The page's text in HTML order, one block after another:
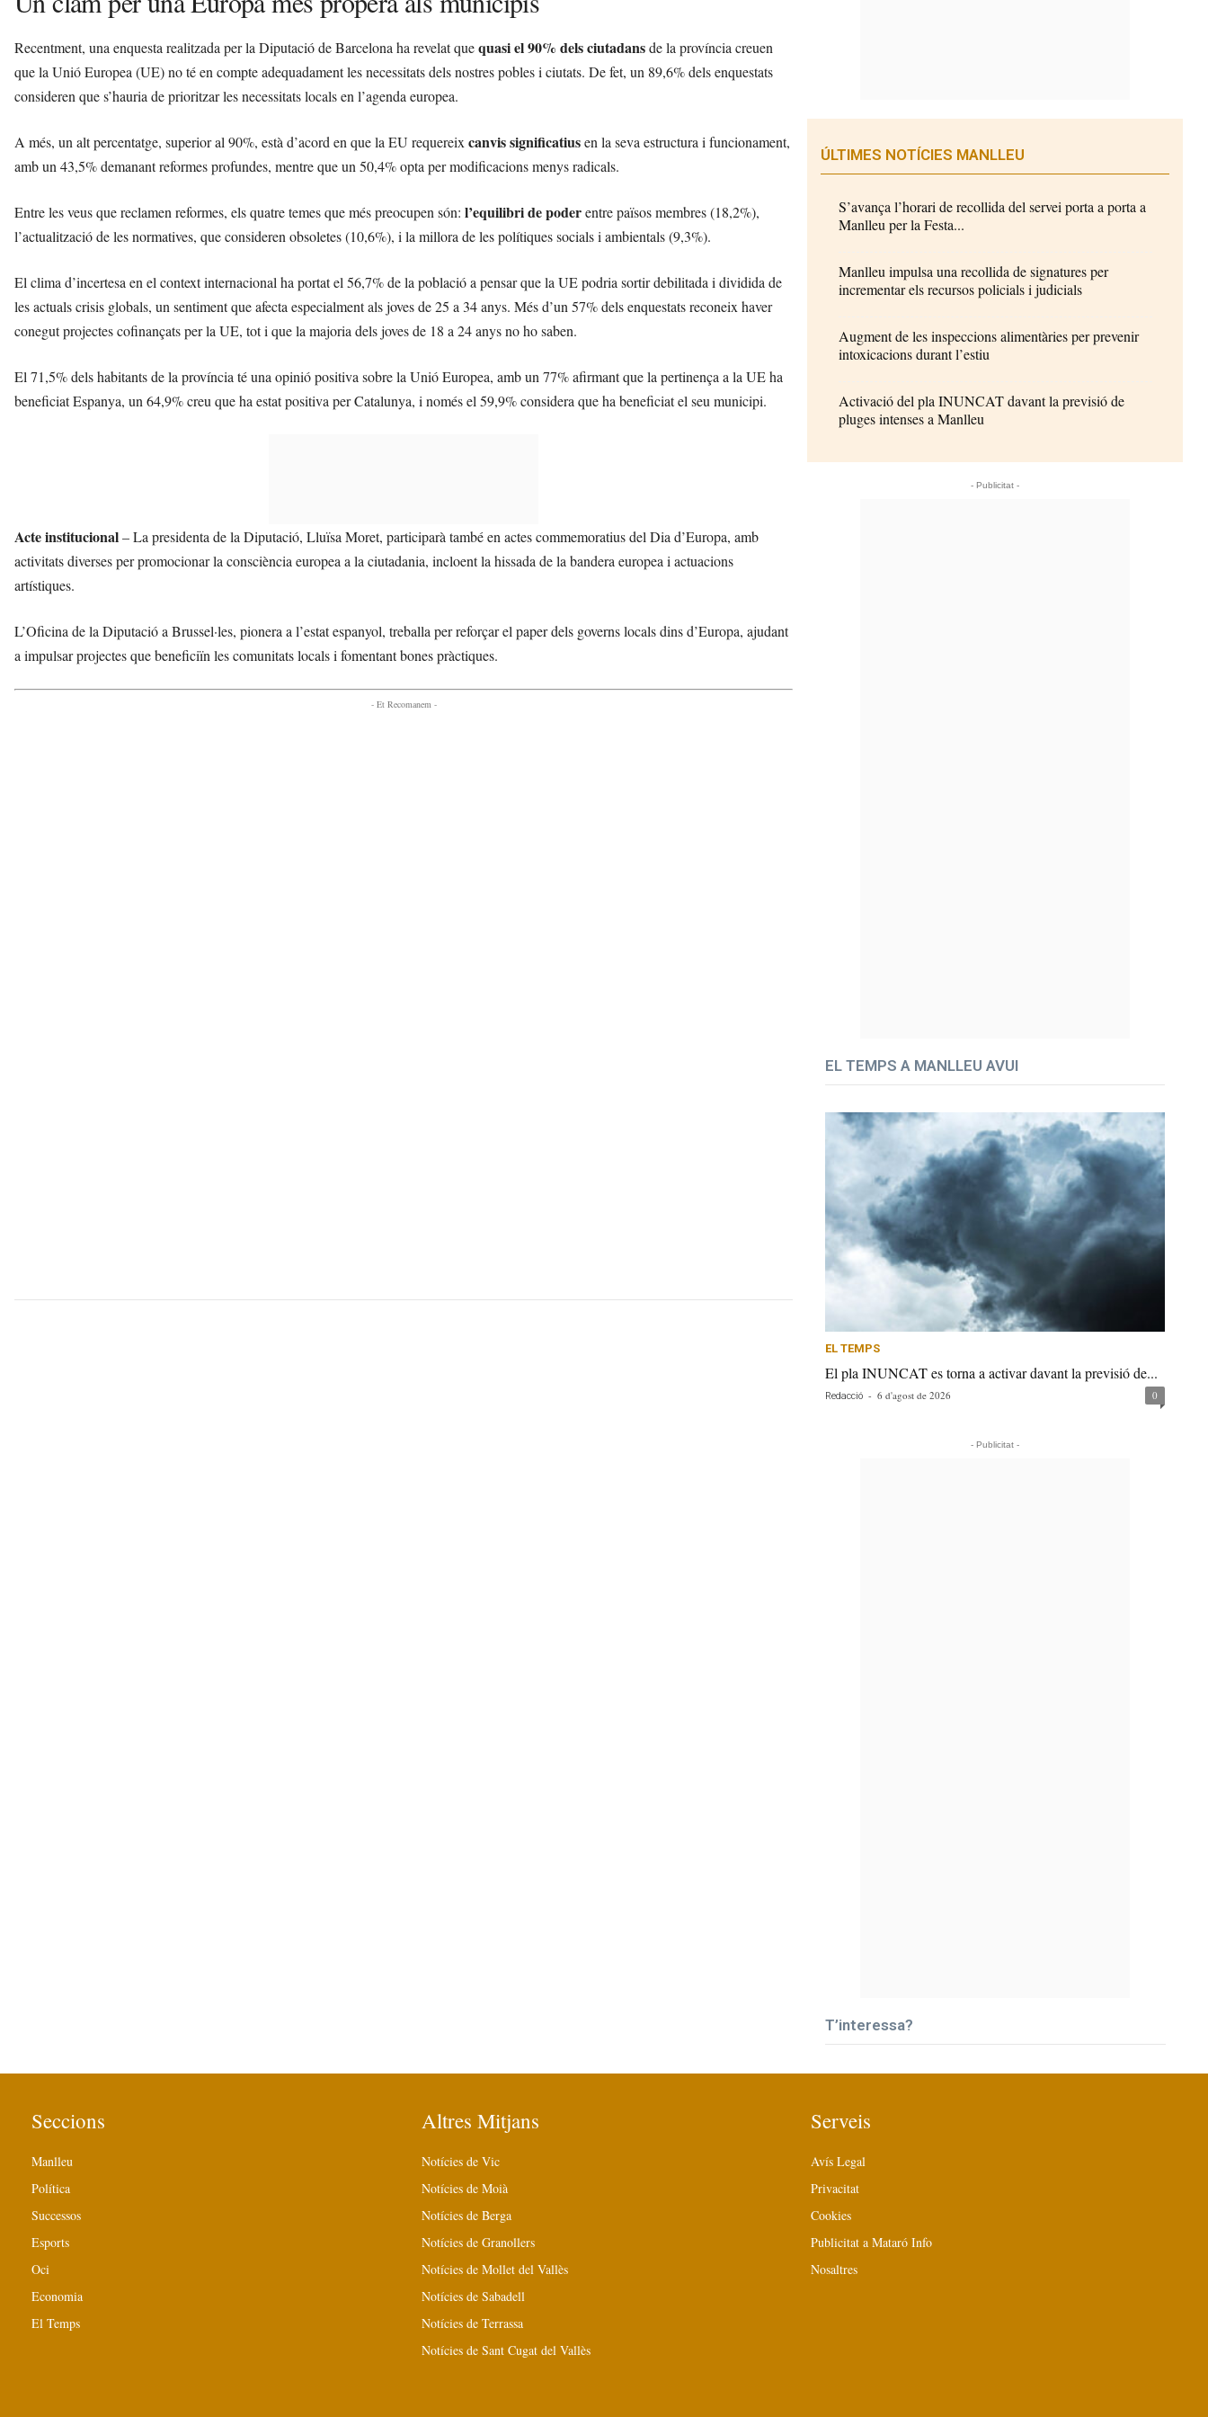
Recentment, una enquesta realitzada per la Diputació de Barcelona ha revelat quequasi el 90% dels ciutadansde la província creuen
que la Unió Europea (UE) no té en compte adequadament les necessitats dels nostres pobles i ciutats. De fet, un 89,6% dels enquestats
consideren que s’hauria de prioritzar les necessitats locals en l’agenda europea.
A més, un alt percentatge, superior al 90%, està d’acord en que la EU requereixcanvis significatiusen la seva estructura i funcionament,
amb un 43,5% demanant reformes profundes, mentre que un 50,4% opta per modificacions menys radicals.
Entre les veus que reclamen reformes, els quatre temes que més preocupen són: l’equilibri de poderentre països membres (18,2%),
l’actualització de les normatives, que consideren obsoletes (10,6%), i la millora de les polítiques socials i ambientals (9,3%).
El clima d’incertesa en el context internacional ha portat el 56,7% de la població a pensar que la UE podria sortir debilitada i dividida de
les actuals crisis globals, un sentiment que afecta especialment als joves de 25 a 34 anys. Més d’un 57% dels enquestats reconeix haver
conegut projectes cofinançats per la UE, tot i que la majoria dels joves de 18 a 24 anys no ho saben.
El 71,5% dels habitants de la província té una opinió positiva sobre la Unió Europea, amb un 77% afirmant que la pertinença a la UE ha
beneficiat Espanya, un 64,9% creu que ha estat positiva per Catalunya, i només el 59,9% considera que ha beneficiat el seu municipi.
Acte institucional– La presidenta de la Diputació, Lluïsa Moret, participarà també en actes commemoratius del Dia d’Europa, amb
activitats diverses per promocionar la consciència europea a la ciutadania, incloent la hissada de la bandera europea i actuacions
artístiques.
L’Oficina de la Diputació a Brussel·les, pionera a l’estat espanyol, treballa per reforçar el paper dels governs locals dins d’Europa, ajudant
a impulsar projectes que beneficiïn les comunitats locals i fomentant bones pràctiques.
- Et Recomanem -
ÚLTIMES NOTÍCIES MANLLEU
S’avança l’horari de recollida del servei porta a porta a
Manlleu per la Festa...
Manlleu impulsa una recollida de signatures per
incrementar els recursos policials i judicials
Augment de les inspeccions alimentàries per prevenir
intoxicacions durant l’estiu
Activació del pla INUNCAT davant la previsió de
pluges intenses a Manlleu
- Publicitat -
EL TEMPS A MANLLEU AVUI
EL TEMPS
El pla INUNCAT es torna a activar davant la previsió de...
Redacció - 6 d'agost de 2026 0
- Publicitat -
T’interessa?
Seccions
Manlleu
Política
Successos
Esports
Oci
Economia
El Temps
Altres Mitjans
Notícies de Vic
Notícies de Moià
Notícies de Berga
Notícies de Granollers
Notícies de Mollet del Vallès
Notícies de Sabadell
Notícies de Terrassa
Notícies de Sant Cugat del Vallès
Serveis
Avís Legal
Privacitat
Cookies
Publicitat a Mataró Info
Nosaltres